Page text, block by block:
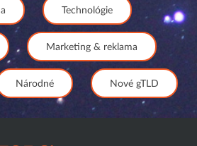
Technológie
Marketing & reklama
Národné Nové gTLD